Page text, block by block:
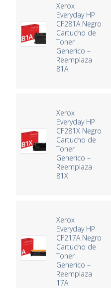
Xerox
Everyday HP
CF281A Negro
Cartucho de
Toner
Generico –
Reemplaza
81A
Xerox
Everyday HP
CF281X Negro
Cartucho de
Toner
Generico –
Reemplaza
81X
Xerox
Everyday HP
CF217A Negro
Cartucho de
Toner
Generico –
Reemplaza
17A